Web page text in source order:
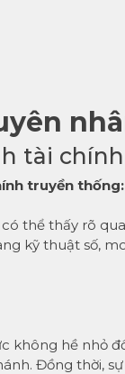
tài chính
truyền thống:
thể thấy rõ
kỹ thuật số,
không hề nhỏ
Đồng thời,